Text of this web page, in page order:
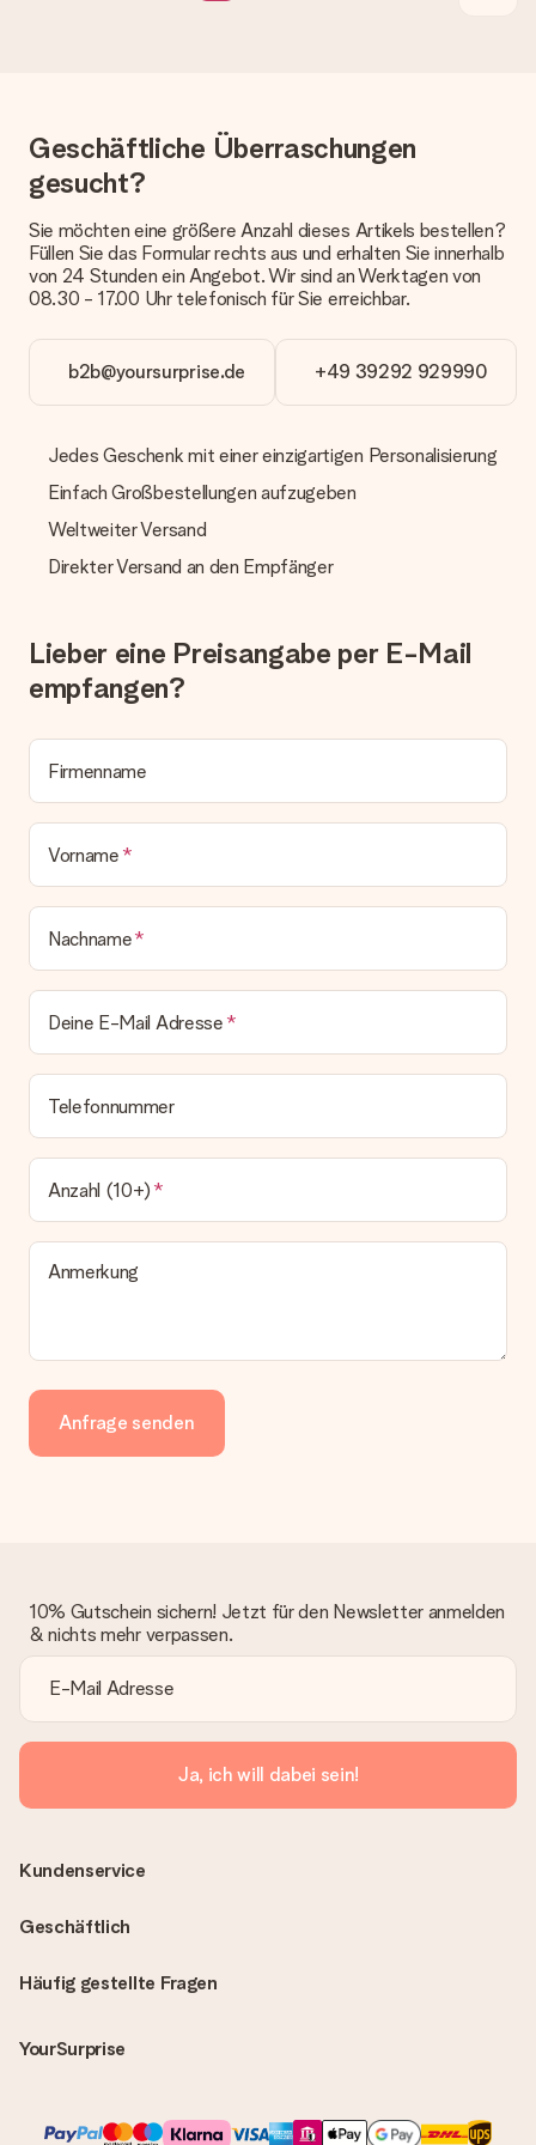
anbieten. Das Geschenk, das bestellt wird, wird als Paket oder
Wie kann ich meine Bestellung bezahlen?
Wir bieten die folgenden Zahlungsoptionen an: Vorauskasse
mit normaler Überweisung, Sofortüberweisung, Paypal,
Kreditkarte oder auf Rechnung über Klarna. Bei einer
manuellen Überweisung verlängert sich die Lieferzeit des
Geschenks jedoch um 3 Werktage.
Was, wenn das Geschenk meine Erwartungen nicht
erfüllt?
Sollte das Geschenk wider Erwarten deine Erwartungen nicht
kontaktieren. Dort wird dir umgehend ein passender
Wird die Rechnung mit der Bestellung mitverschickt?
Alle Lieferungen erfolgen ohne Rechnung und/oder
Lieferschein. Die Rechnung zu deiner Bestellung erhältst du
bleibt eine echte Überraschung!
Geschäftliche Überraschungen
gesucht?
Sie möchten eine größere Anzahl dieses Artikels bestellen?
Füllen Sie das Formular rechts aus und erhalten Sie innerhalb
von 24 Stunden ein Angebot. Wir sind an Werktagen von
08.30 - 17.00 Uhr telefonisch für Sie erreichbar.
b2b@yoursurprise.de +49 39292 929990
Jedes Geschenk mit einer einzigartigen Personalisierung
Einfach Großbestellungen aufzugeben
Weltweiter Versand
Direkter Versand an den Empfänger
Lieber eine Preisangabe per E-Mail
empfangen?
Firmenname
Vorname
Nachname
Deine E-Mail Adresse
Telefonnummer
Anzahl (10+)
Anmerkung
Anfrage senden
10% Gutschein sichern! Jetzt für den Newsletter anmelden
& nichts mehr verpassen.
Ja, ich will dabei sein!
Häufig gestellte Fragen
YourSurprise
Kundenservice
Geschäftlich